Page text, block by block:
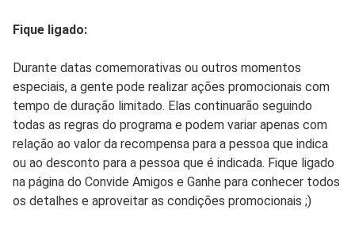
Fique ligado:
Durante datas comemorativas ou outros momentos
especiais, a gente pode realizar ações promocionais com
tempo de duração limitado. Elas continuarão seguindo
todas as regras do programa e podem variar apenas com
relação ao valor da recompensa para a pessoa que indica
ou ao desconto para a pessoa que é indicada. Fique ligado
na página do Convide Amigos e Ganhe para conhecer todos
os detalhes e aproveitar as condições promocionais ;)